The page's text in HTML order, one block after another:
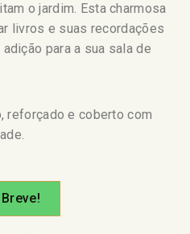
o jardim. Esta charmosa
livros e suas recordações
para a sua sala de
reforçado e coberto com